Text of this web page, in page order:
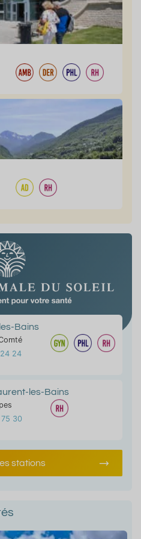
Bains
24
les-Bains
30
stations